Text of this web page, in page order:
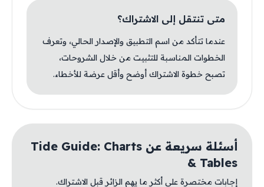
متى تنتقل إلى الاشتراك؟
عندما تتأكد من اسم التطبيق والإصدار الحالي، وتعرف
الخطوات المناسبة للتثبيت من خلال الشروحات،
تصبح خطوة الاشتراك أوضح وأقل عرضة للأخطاء.
أسئلة سريعة عن Tide Guide: Charts
& Tables
إجابات مختصرة على أكثر ما يهم الزائر قبل الاشتراك.